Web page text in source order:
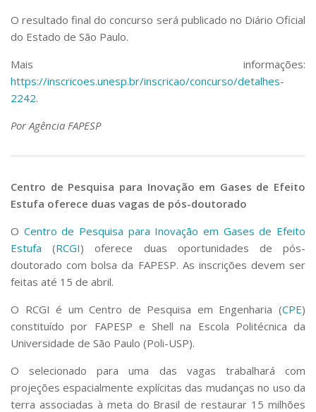
O resultado final do concurso será publicado no Diário Oficial
do Estado de São Paulo.
Mais informações:
https://inscricoes.unesp.br/inscricao/concurso/detalhes-
2242.
Por Agência FAPESP
Centro de Pesquisa para Inovação em Gases de Efeito
Estufa oferece duas vagas de pós-doutorado
O Centro de Pesquisa para Inovação em Gases de Efeito
Estufa (RCGI) oferece duas oportunidades de pós-
doutorado com bolsa da FAPESP. As inscrições devem ser
feitas até 15 de abril.
O RCGI é um Centro de Pesquisa em Engenharia (CPE)
constituído por FAPESP e Shell na Escola Politécnica da
Universidade de São Paulo (Poli-USP).
O selecionado para uma das vagas trabalhará com
projeções espacialmente explícitas das mudanças no uso da
terra associadas à meta do Brasil de restaurar 15 milhões